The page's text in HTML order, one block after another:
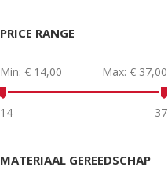
PRICE RANGE
Min: € 14,00 Max: € 37,00
14 37
MATERIAAL GEREEDSCHAP